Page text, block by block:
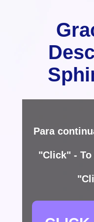
Para
"Click" -